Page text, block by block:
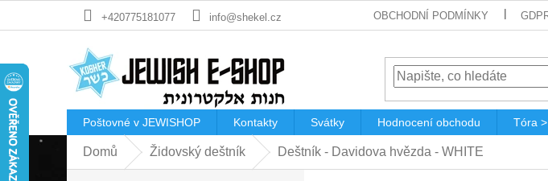
+420775181077 info@shekel.cz OBCHODNÍ PODMÍNKY
Poštovné v JEWISHOP Kontakty Svátky Hodnocení obchodu Tóra
Domů Židovský deštník Deštník - Davidova hvězda - WHITE